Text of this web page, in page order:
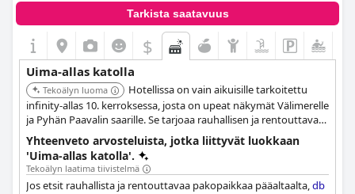
Tarkista saatavuus
$
Uima-allas katolla
Tekoälyn luoma
Hotellissa on vain aikuisille tarkoitettu
infinity-allas 10. kerroksessa, josta on upeat näkymät Välimerelle
ja Pyhän Paavalin saarille. Se tarjoaa rauhallisen ja rentouttavan
pakopaikan pääaltaan alueelta.
Yhteenveto arvosteluista, jotka liittyvät luokkaan
'Uima-allas katolla'.
Tekoälyn laatima tiivistelmä
Jos etsit rauhallista ja rentouttavaa pakopaikkaa pääaltaalta,db